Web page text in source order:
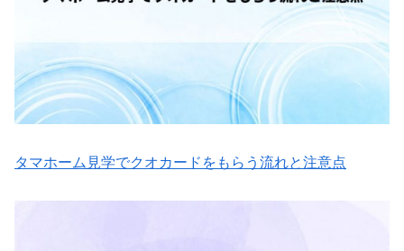
タマホーム見学でクオカードをもらう流れと注意点